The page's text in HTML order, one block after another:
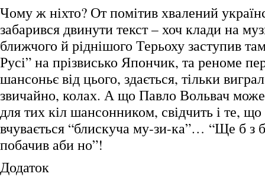
Чому ж ніхто? От помітив хвалений
забарився двинути текст – хоч клади на
ближчого й ріднішого Терьоху заступив
Русі” на прізвисько Япончик, та реноме
шансоньє від цього, здається, тільки
звичайно, колах. А що Павло Вольвач
для тих кіл шансонником, свідчить і те,
вчувається “блискуча му-зи-ка”… “Ще б з
побачив аби но”!
Додаток